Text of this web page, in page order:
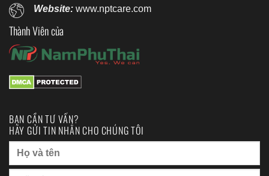
Website:www.nptcare.com
Thành Viên của
BẠN CẦN TƯ VẤN?
HÃY GỬI TIN NHẮN CHO CHÚNG TÔI